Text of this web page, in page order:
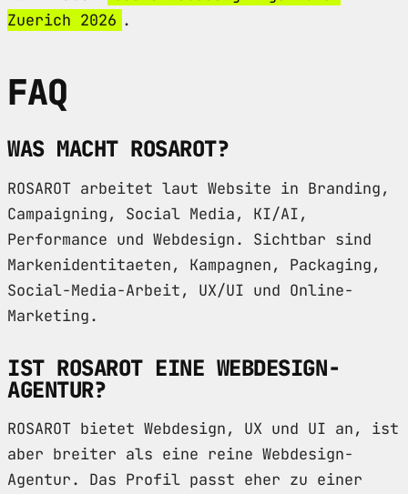
Zuerich 2026 .
FAQ
WAS MACHT ROSAROT?
ROSAROT arbeitet laut Website in Branding,
Campaigning, Social Media, KI/AI,
Performance und Webdesign. Sichtbar sind
Markenidentitaeten, Kampagnen, Packaging,
Social-Media-Arbeit, UX/UI und Online-
Marketing.
IST ROSAROT EINE WEBDESIGN-
AGENTUR?
ROSAROT bietet Webdesign, UX und UI an, ist
aber breiter als eine reine Webdesign-
Agentur. Das Profil passt eher zu einer